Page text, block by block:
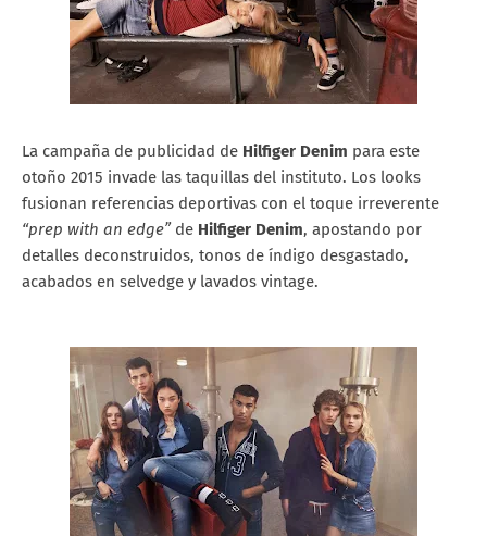
La campaña de publicidad de Hilfiger Denim para este
otoño 2015 invade las taquillas del instituto. Los looks
fusionan referencias deportivas con el toque irreverente
“prep with an edge”de Hilfiger Denim, apostando por
detalles deconstruidos, tonos de índigo desgastado,
acabados en selvedge y lavados vintage.